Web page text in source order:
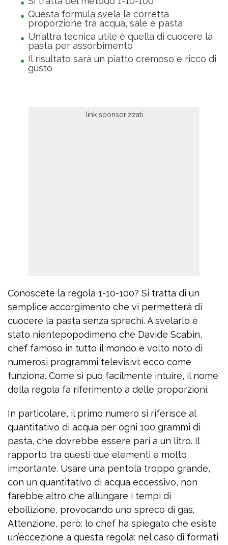
Questa formula svela la corretta
proporzione tra acqua, sale e pasta
Un’altra tecnica utile è quella di cuocere la
pasta per assorbimento
Il risultato sarà un piatto cremoso e ricco di
gusto
Conoscete la regola 1-10-100? Si tratta di un
semplice accorgimento che vi permetterà di
cuocere la pasta senza sprechi. A svelarlo è
stato nientepopodimeno che Davide Scabin,
chef famoso in tutto il mondo e volto noto di
numerosi programmi televisivi: ecco come
funziona. Come si può facilmente intuire, il nome
della regola fa riferimento a delle proporzioni.
In particolare, il primo numero si riferisce al
quantitativo di acqua per ogni 100 grammi di
pasta, che dovrebbe essere pari a un litro. Il
rapporto tra questi due elementi è molto
importante. Usare una pentola troppo grande,
con un quantitativo di acqua eccessivo, non
farebbe altro che allungare i tempi di
ebollizione, provocando uno spreco di gas.
Attenzione, però: lo chef ha spiegato che esiste
un’eccezione a questa regola: nel caso di formati